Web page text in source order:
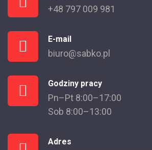
+48 797 009 981
E-mail
biuro@sabko.pl
Godziny pracy
Pn–Pt 8:00–17:00
Sob 8:00–13:00
Adres